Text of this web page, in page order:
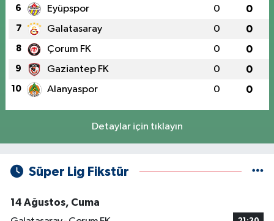
6 Eyüpspor 0 0
7 Galatasaray 0 0
8 Çorum FK 0 0
9 Gaziantep FK 0 0
10 Alanyaspor 0 0
Detaylar için tıklayın
Süper Lig Fikstür
14 Ağustos, Cuma